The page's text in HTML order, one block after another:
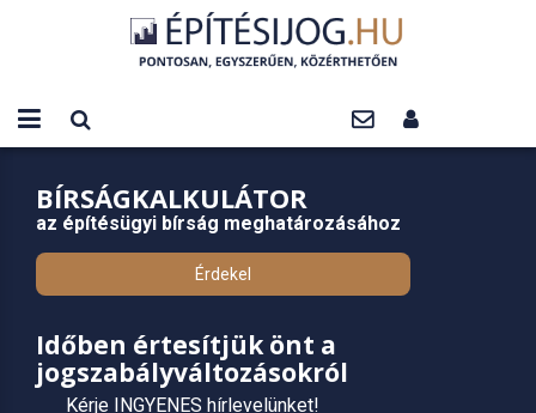
BÍRSÁGKALKULÁTOR
az építésügyi bírság meghatározásához
Érdekel
Időben értesítjük önt a
jogszabályváltozásokról
Kérje INGYENES hírlevelünket!